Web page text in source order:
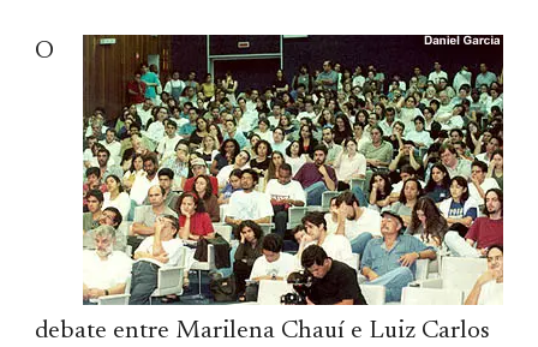
O
debate entre Marilena Chauí e Luiz Carlos